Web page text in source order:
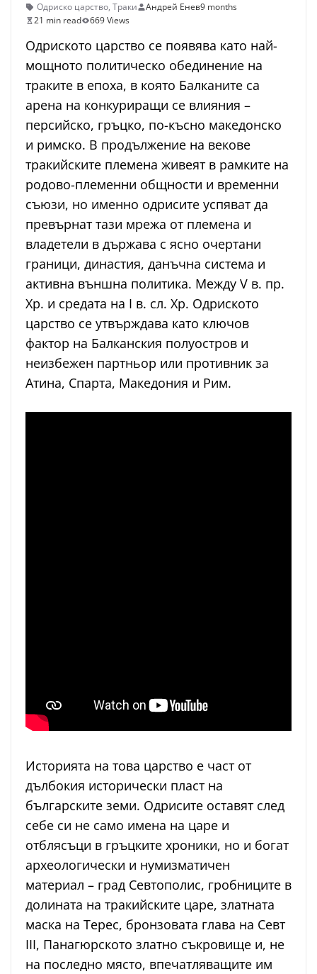
Одриско царство, Траки Андрей Енев9 months
21 min read
669 Views
Одриското царство се появява като най-
мощното политическо обединение на
траките в епоха, в която Балканите са
арена на конкуриращи се влияния –
персийско, гръцко, по-късно македонско
и римско. В продължение на векове
тракийските племена живеят в рамките на
родово-племенни общности и временни
съюзи, но именно одрисите успяват да
превърнат тази мрежа от племена и
владетели в държава с ясно очертани
граници, династия, данъчна система и
активна външна политика. Между V в. пр.
Хр. и средата на I в. сл. Хр. Одриското
царство се утвърждава като ключов
фактор на Балканския полуостров и
неизбежен партньор или противник за
Атина, Спарта, Македония и Рим.
Историята на това царство е част от
дълбокия исторически пласт на
българските земи. Одрисите оставят след
себе си не само имена на царе и
отблясъци в гръцките хроники, но и богат
археологически и нумизматичен
материал – град Севтополис, гробниците в
долината на тракийските царе, златната
маска на Терес, бронзовата глава на Севт
III, Панагюрското златно съкровище и, не
на последно място, впечатляващите им